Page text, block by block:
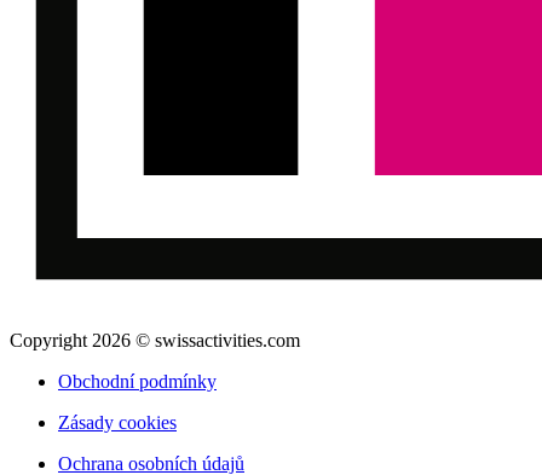
Copyright 2026 © swissactivities.com
Obchodní podmínky
Zásady cookies
Ochrana osobních údajů